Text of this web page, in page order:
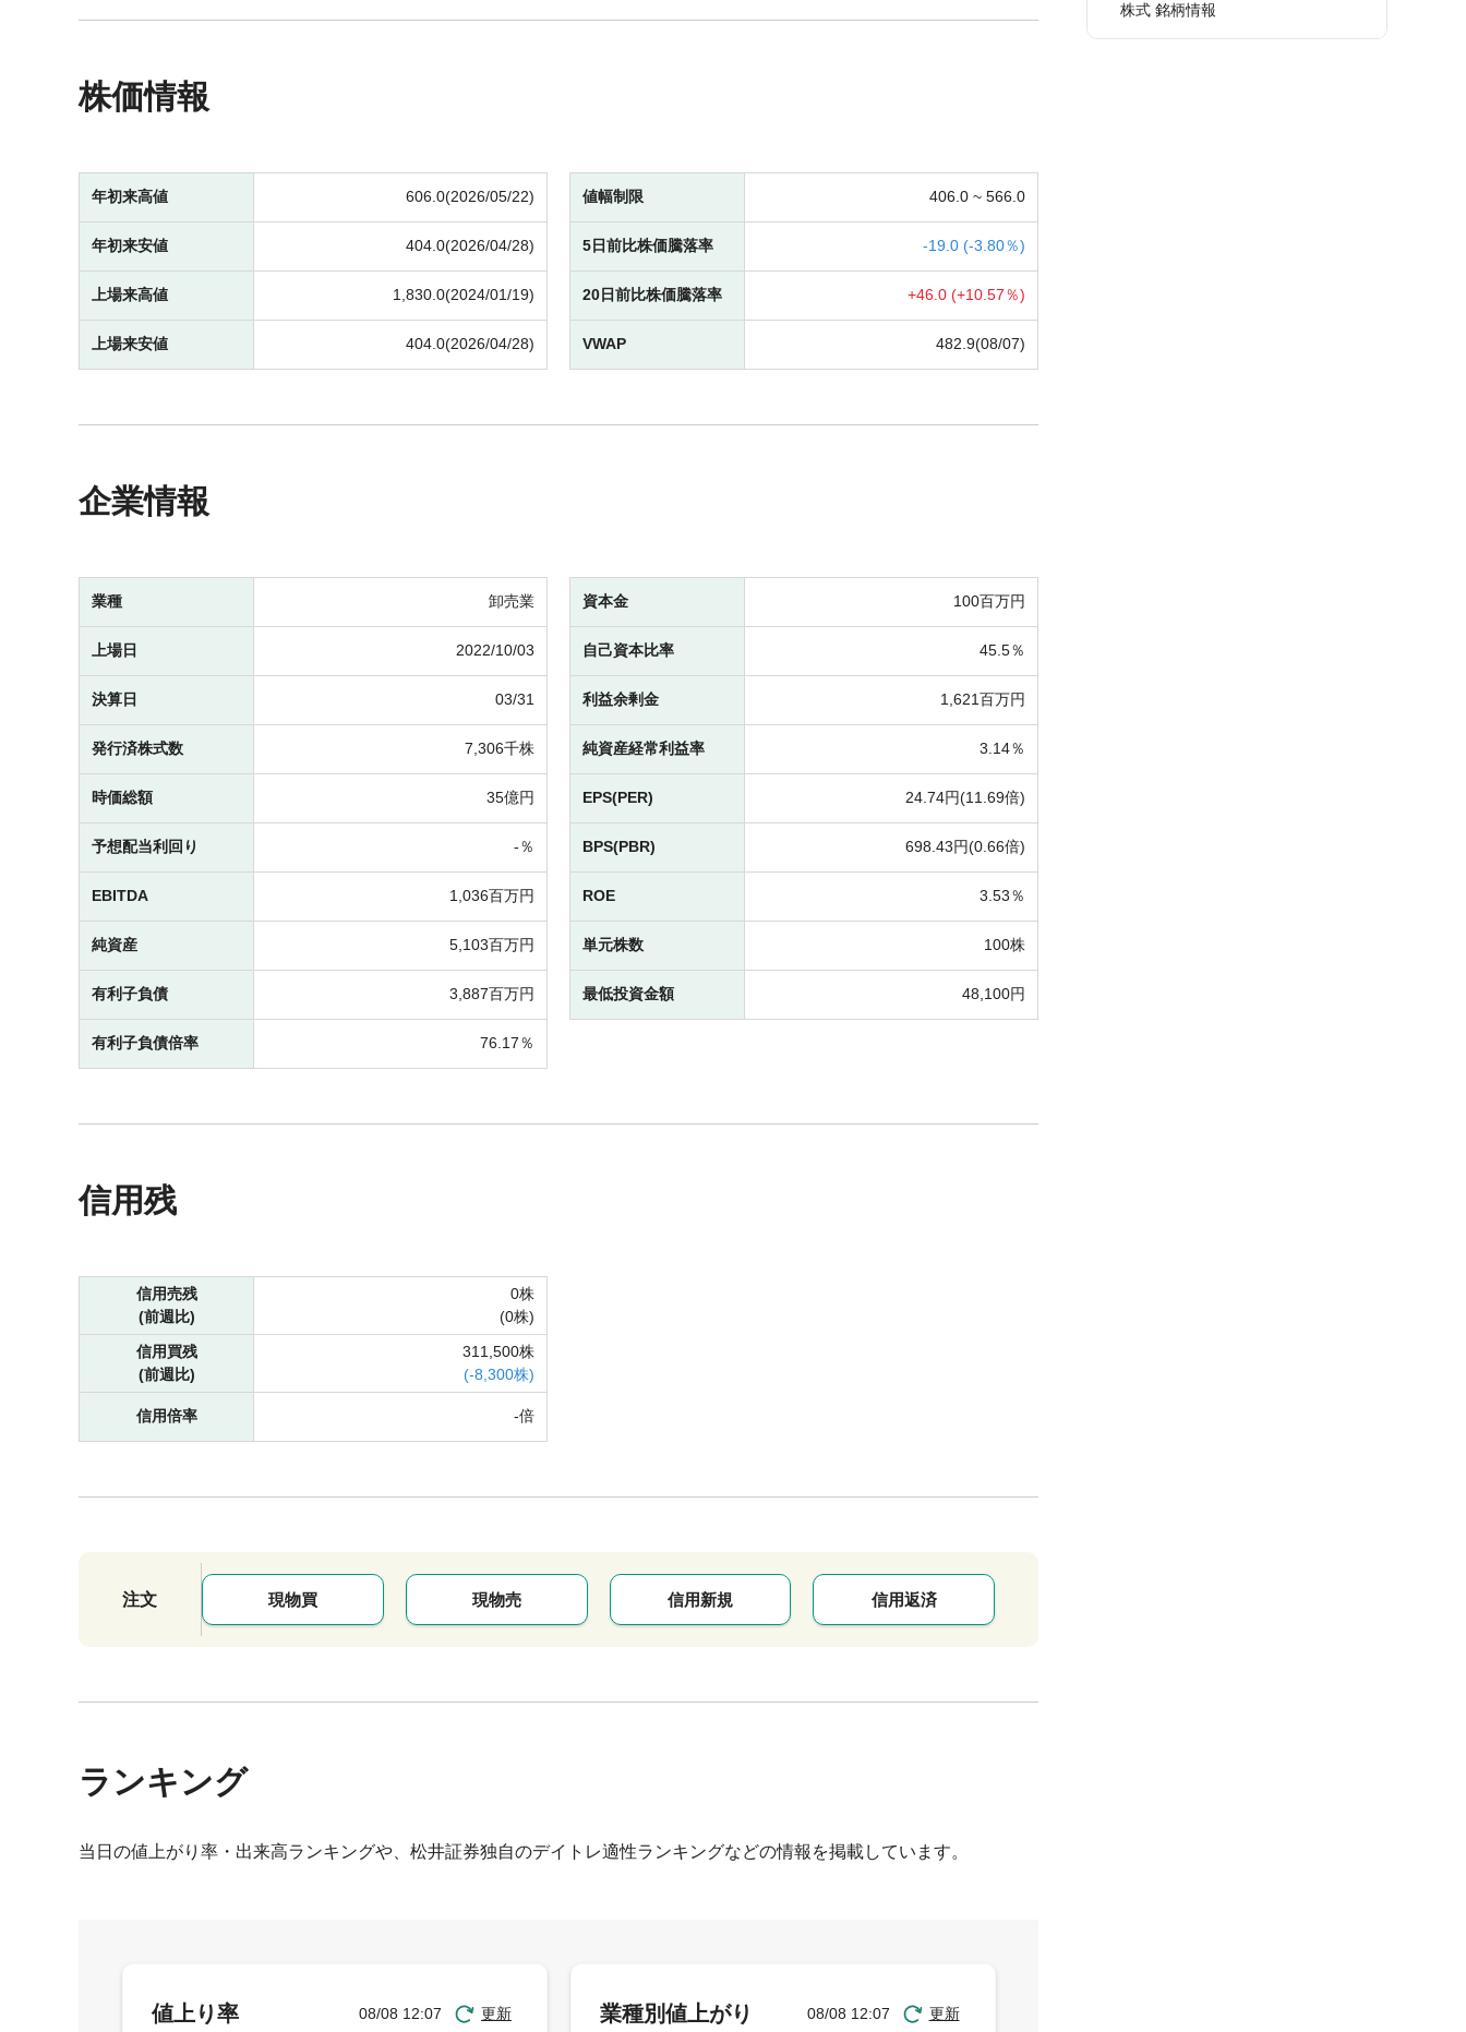
株価情報
年初来高値 606.0(2026/05/22)
年初来安値 404.0(2026/04/28)
上場来高値 1,830.0(2024/01/19)
上場来安値 404.0(2026/04/28)
値幅制限 406.0 ~ 566.0
5日前比株価騰落率 -19.0 (-3.80％)
20日前比株価騰落率 +46.0 (+10.57％)
VWAP 482.9(08/07)
企業情報
業種 卸売業
上場日 2022/10/03
決算日 03/31
発行済株式数 7,306千株
時価総額 35億円
予想配当利回り -％
EBITDA 1,036百万円
純資産 5,103百万円
有利子負債 3,887百万円
有利子負債倍率 76.17％
資本金 100百万円
自己資本比率 45.5％
利益余剰金 1,621百万円
純資産経常利益率 3.14％
EPS(PER) 24.74円(11.69倍)
BPS(PBR) 698.43円(0.66倍)
ROE 3.53％
単元株数 100株
最低投資金額 48,100円
信用残
信用売残
(前週比)
0株
(0株)
信用買残
(前週比)
311,500株
(-8,300株)
信用倍率 -倍
注文 現物買 現物売 信用新規 信用返済
ランキング
当日の値上がり率・出来高ランキングや、松井証券独自のデイトレ適性ランキングなどの情報を掲載しています。
株式 銘柄情報